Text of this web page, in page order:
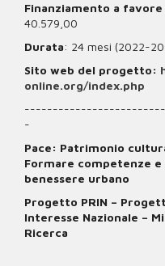
Finanziamento a
40.579,00
Durata: 24 mesi (2022-
Sito web del progetto:
online.org/index.php
-
Pace: Patrimonio
Formare competenze
benessere urbano
Progetto PRIN –
Interesse Nazionale –
Ricerca